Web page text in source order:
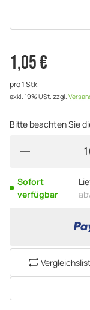
1,05 €
pro 1 Stk
exkl. 19% USt. zzgl.
Bitte beachten Sie
Sofort
verfügbar